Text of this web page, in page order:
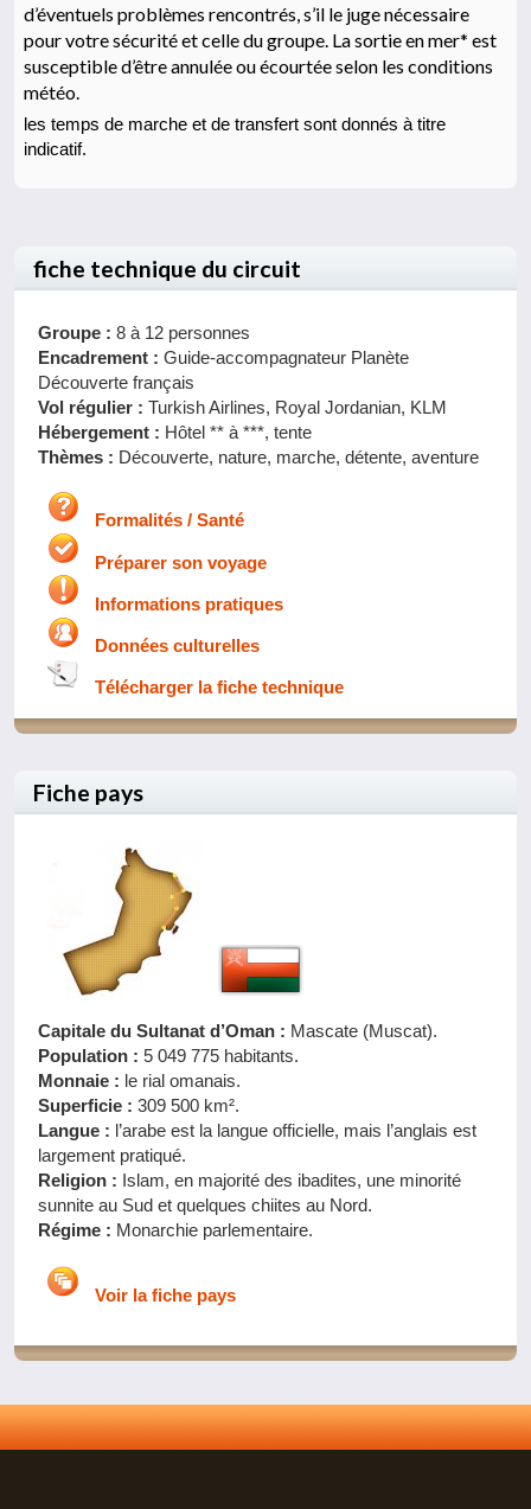
d’éventuels problèmes rencontrés, s’il le juge nécessaire
pour votre sécurité et celle du groupe. La sortie en mer* est
susceptible d’être annulée ou écourtée selon les conditions
météo.
les temps de marche et de transfert sont donnés à titre
indicatif.
fiche technique du circuit
Groupe : 8 à 12 personnes
Encadrement : Guide-accompagnateur Planète
Découverte français
Vol régulier : Turkish Airlines, Royal Jordanian, KLM
Hébergement : Hôtel ** à ***, tente
Thèmes : Découverte, nature, marche, détente, aventure
Formalités / Santé
Préparer son voyage
Informations pratiques
Données culturelles
Télécharger la fiche technique
Fiche pays
Capitale du Sultanat d’Oman : Mascate (Muscat).
Population : 5 049 775 habitants.
Monnaie : le rial omanais.
Superficie : 309 500 km².
Langue : l’arabe est la langue officielle, mais l’anglais est
largement pratiqué.
Religion : Islam, en majorité des ibadites, une minorité
sunnite au Sud et quelques chiites au Nord.
Régime : Monarchie parlementaire.
Voir la fiche pays